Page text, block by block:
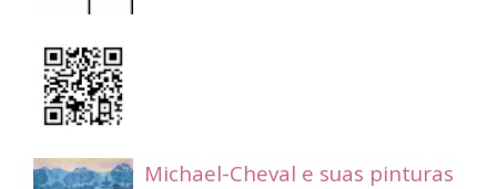
Michael-Cheval e suas pinturas